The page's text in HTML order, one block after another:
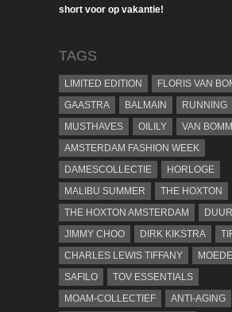
short voor op vakantie!
TAGS
LIMITED EDITION
FLORIS VAN
GAASTRA
BALMAIN
RUNNING
MUSTHAVES
OILILY
VAN
AMSTERDAM FASHION WEEK
DAMESCOLLECTIE
HORLOGE
MALIBU SUMMER
THE HOXTON
THE HOXTON AMSTERDAM
JIMMY CHOO
DIRK KIKSTRA
CHARLES LEWIS TIFFANY
SAFILO
TOV ESSENTIALS
MOAM-COLLECTIEF
ANTI-AGING